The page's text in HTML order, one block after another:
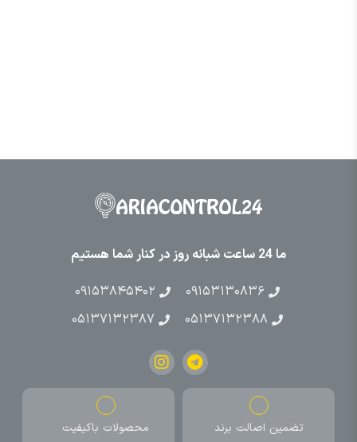
ما 24 ساعت شبانه روز در کنار شما هستیم
۰۹۱۵۳۱۳۰۸۳۶
۰۹۱۵۳۸۴۵۴۰۲
۰۵۱۳۷۱۳۲۳۸۸
۰۵۱۳۷۱۳۲۳۸۷
تضمین اصالت برند محصولات باکیفیت